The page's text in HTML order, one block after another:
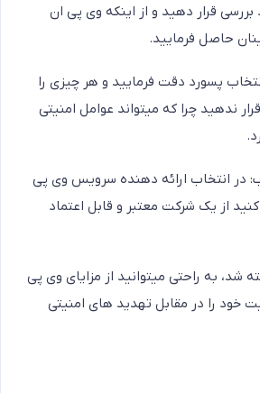
بررسی قرار دهید و از اینکه وی پی ان
حاصل فرمایید.
پسورد دقت فرمایید و هر چیزی را
ندهید چرا که میتواند عوامل امنیتی
در انتخاب ارائه دهنده سرویس وی پی
از یک شرکت معتبر و قابل اعتماد
شد، به راحتی میتوانید از مزایای وی پی
خود را در مقابل تهدید های امنیتی